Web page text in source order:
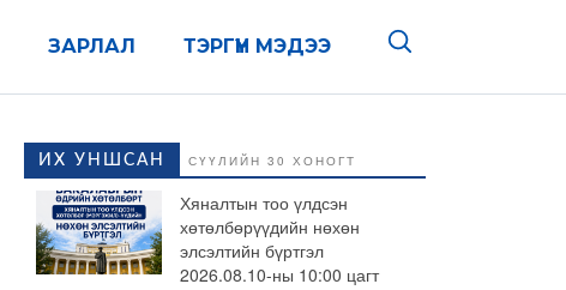
ТЭРГҮҮН МЭДЭЭ
ЗАРЛАЛ
ИХ УНШСАН СҮҮЛИЙН 30 ХОНОГТ
Хяналтын тоо үлдсэн
хөтөлбөрүүдийн нөхөн
элсэлтийн бүртгэл
2026.08.10-ны 10:00 цагт